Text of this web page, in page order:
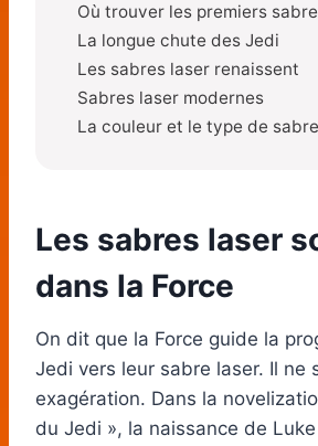
Où trouver les premiers
La longue chute des Jedi
Les sabres laser renaissent
Sabres laser modernes
La couleur et le type de
Les sabres laser
dans la Force
On dit que la Force guide la
Jedi vers leur sabre laser. Il ne
exagération. Dans la
du Jedi », la naissance de